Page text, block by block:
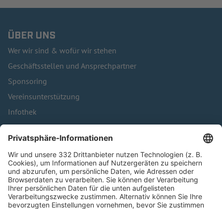
ÜBER UNS
Wer wir sind & wofür wir stehen
Geschäftsstellen und Ansprechpartner
Sponsoring
Vereinsunterstützung
Infothek
Kontakt
HÄUFIG BESUCHTE SEITEN
Pässe und Vereinswechsel
Trainerausbildung
Schulungsangebot Vereinsmitarbeiter